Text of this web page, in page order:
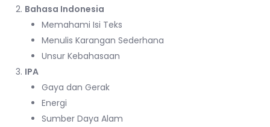
Bahasa Indonesia
Memahami Isi Teks
Menulis Karangan Sederhana
Unsur Kebahasaan
IPA
Gaya dan Gerak
Energi
Sumber Daya Alam